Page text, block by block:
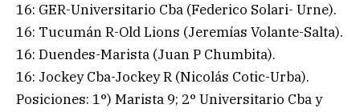
16: GER-Universitario Cba (Federico Solari- Urne).
16: Tucumán R-Old Lions (Jeremías Volante-Salta).
16: Duendes-Marista (Juan P Chumbita).
16: Jockey Cba-Jockey R (Nicolás Cotic-Urba).
Posiciones: 1°) Marista 9; 2° Universitario Cba y